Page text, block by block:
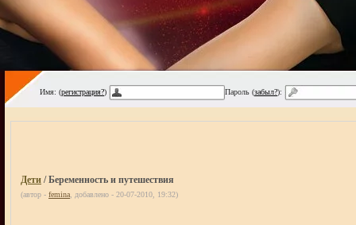
Имя: (регистрация?) Пароль (забыл?):
Дети / Беременность и путешествия
(автор - femina , добавлено - 20-07-2010, 19:32)